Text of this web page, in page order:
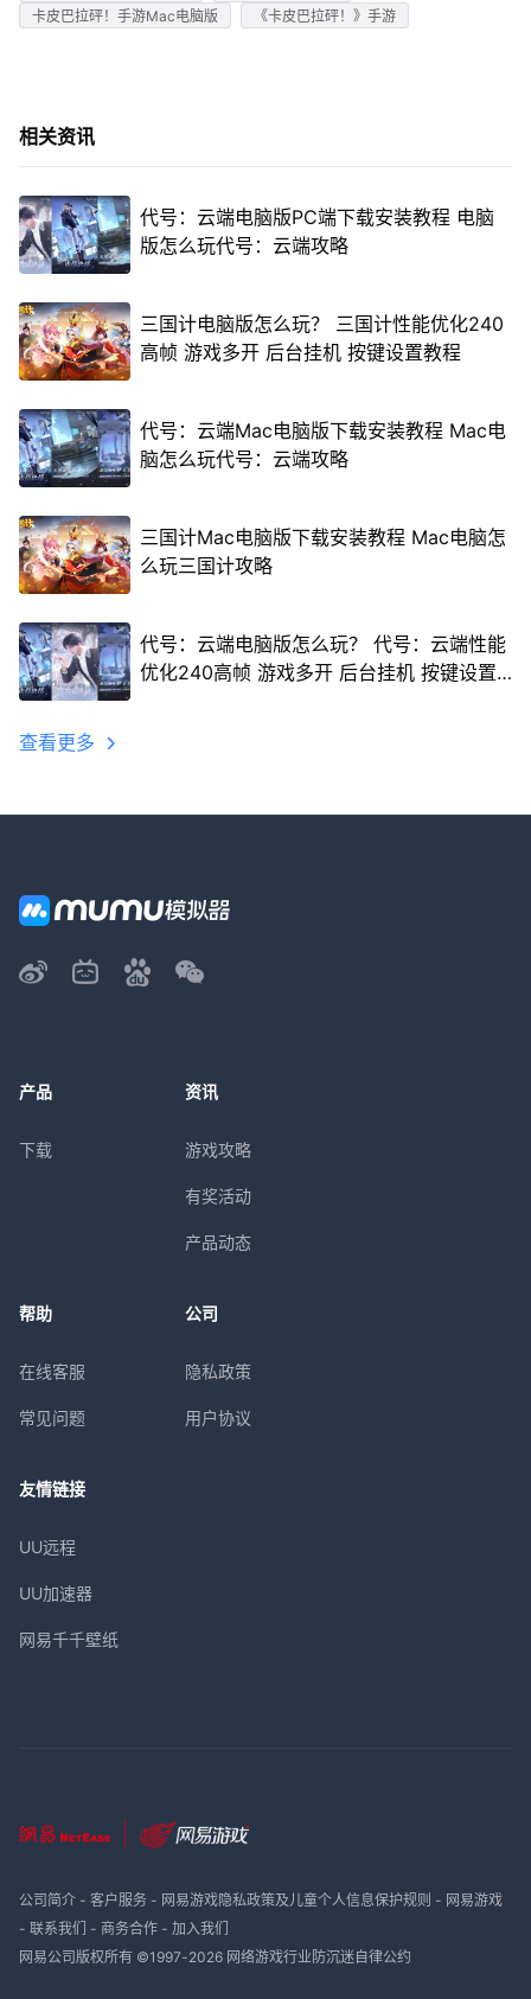
卡皮巴拉砰！手游Mac电脑版
《卡皮巴拉砰！》手游
相关资讯
代号：云端电脑版PC端下载安装教程 电脑
版怎么玩代号：云端攻略
三国计电脑版怎么玩？ 三国计性能优化240
高帧 游戏多开 后台挂机 按键设置教程
代号：云端Mac电脑版下载安装教程 Mac电
脑怎么玩代号：云端攻略
三国计Mac电脑版下载安装教程 Mac电脑怎
么玩三国计攻略
代号：云端电脑版怎么玩？ 代号：云端性能
优化240高帧 游戏多开 后台挂机 按键设置
查看更多
产品
下载
资讯
游戏攻略
有奖活动
产品动态
帮助
在线客服
常见问题
公司
隐私政策
用户协议
友情链接
UU远程
UU加速器
网易千千壁纸
公司简介- 客户服务- 网易游戏隐私政策及儿童个人信息保护规则 - 网易游戏
- 联系我们 - 商务合作- 加入我们
网易公司版权所有 ©1997-2026 网络游戏行业防沉迷自律公约